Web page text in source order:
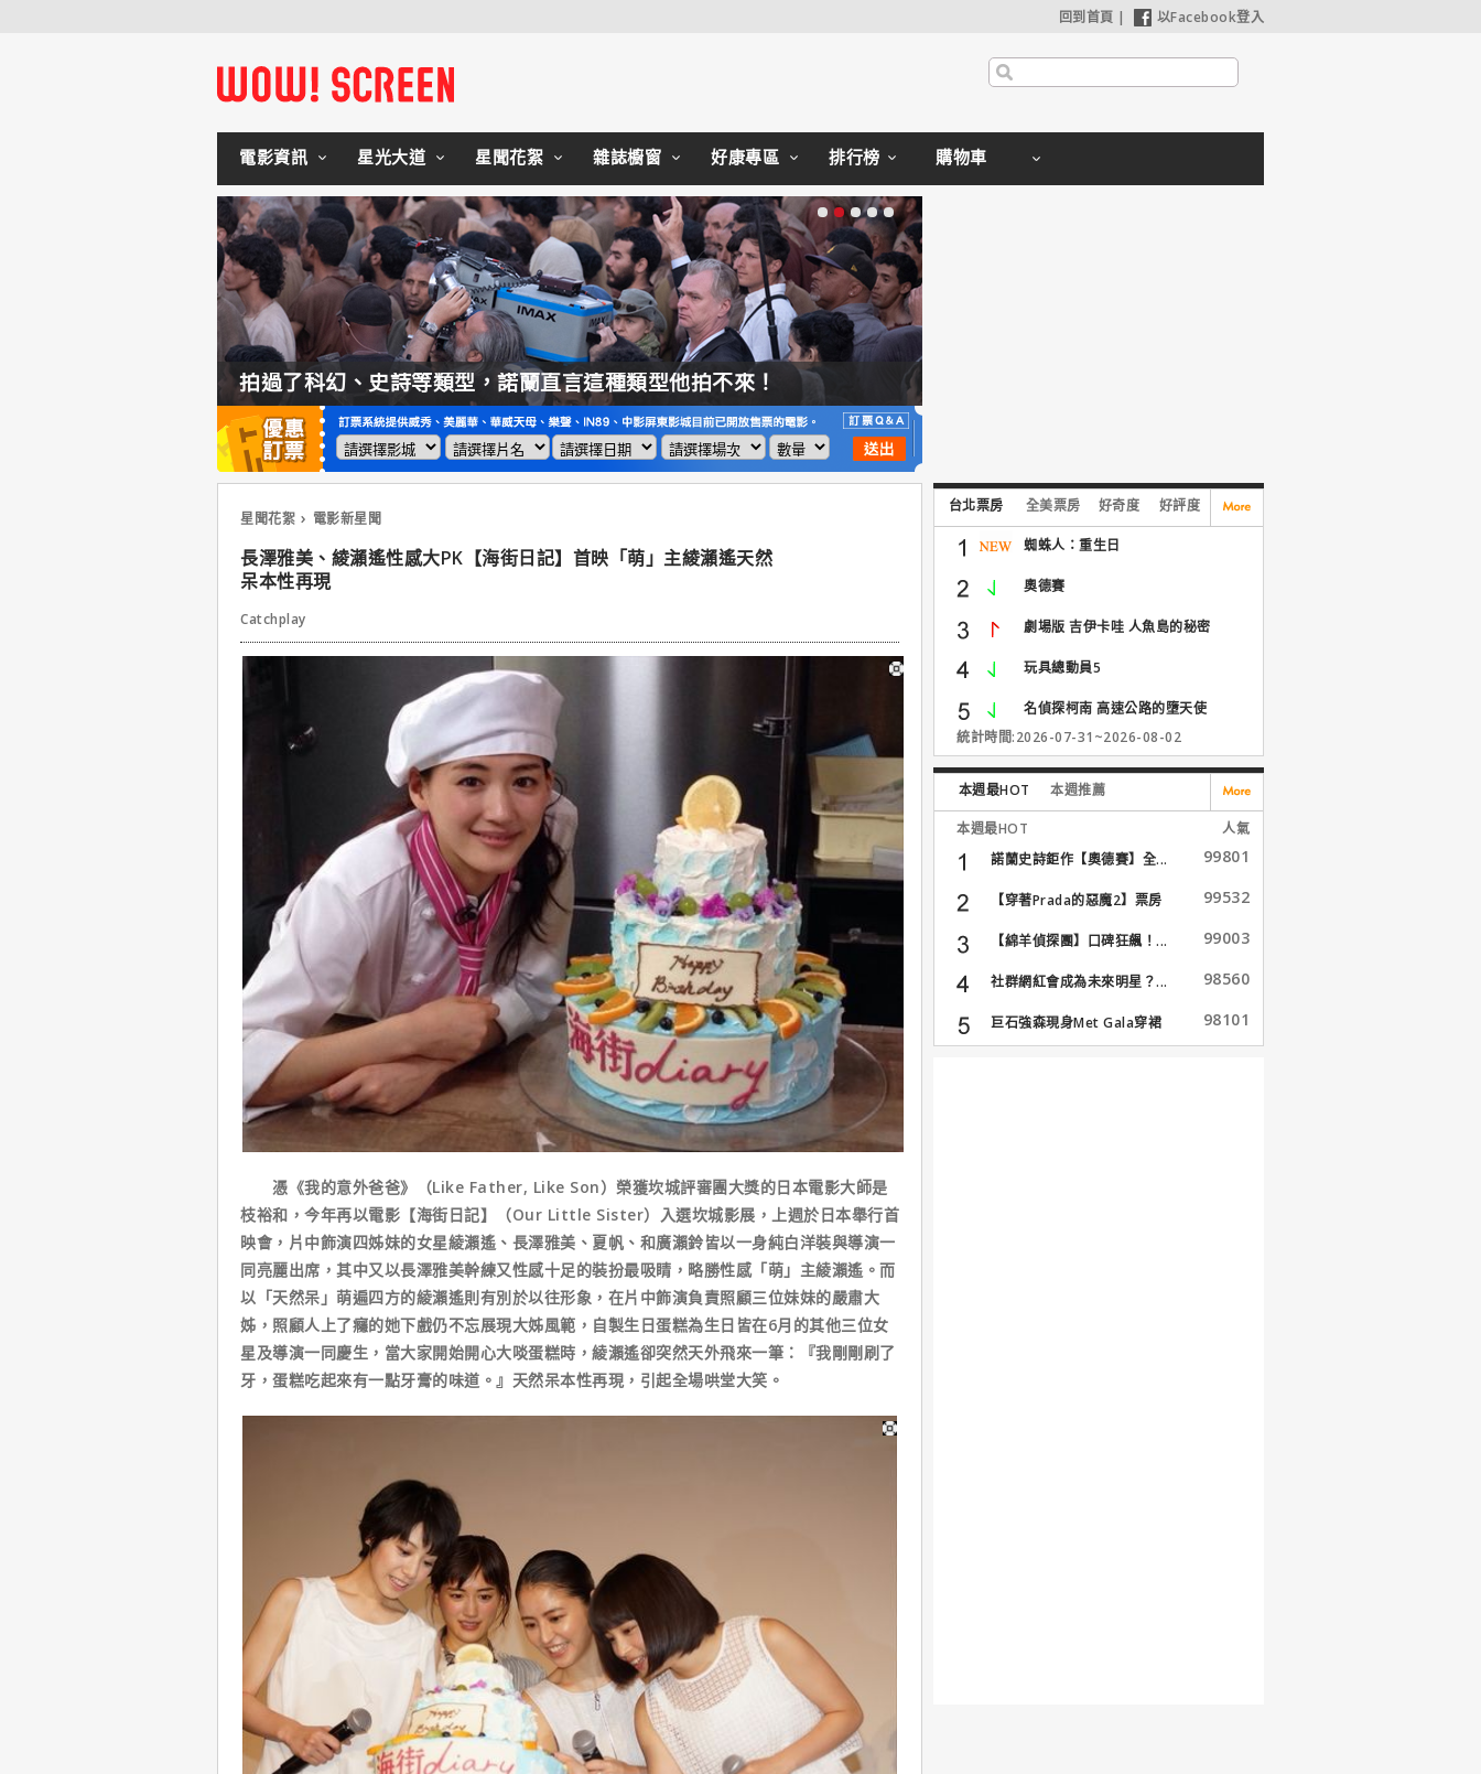
回到首頁 | 以Facebook登入
電影資訊 星光大道 星聞花絮 雜誌櫥窗 好康專區 排行榜 購物車
拍過了科幻、史詩等類型，諾蘭直言這種類型他拍不來！
星聞花絮 電影新星聞
長澤雅美、綾瀨遙性感大PK【海街日記】首映「萌」主綾瀨遙天然
呆本性再現
Catchplay
憑《我的意外爸爸》（Like Father, Like Son）榮獲坎城評審團大獎的日本電影大師是
枝裕和，今年再以電影【海街日記】（Our Little Sister）入選坎城影展，上週於日本舉行首
映會，片中飾演四姊妹的女星綾瀨遙、長澤雅美、夏帆、和廣瀨鈴皆以一身純白洋裝與導演一
同亮麗出席，其中又以長澤雅美幹練又性感十足的裝扮最吸睛，略勝性感「萌」主綾瀨遙。而
以「天然呆」萌遍四方的綾瀨遙則有別於以往形象，在片中飾演負責照顧三位妹妹的嚴肅大
姊，照顧人上了癮的她下戲仍不忘展現大姊風範，自製生日蛋糕為生日皆在6月的其他三位女
星及導演一同慶生，當大家開始開心大啖蛋糕時，綾瀨遙卻突然天外飛來一筆：『我剛剛刷了
牙，蛋糕吃起來有一點牙膏的味道。』天然呆本性再現，引起全場哄堂大笑。
台北票房 全美票房 好奇度 好評度
蜘蛛人：重生日
奧德賽
劇場版 吉伊卡哇 人魚島的秘密
玩具總動員5
名偵探柯南 高速公路的墮天使
統計時間:2026-07-31~2026-08-02
本週最HOT 本週推薦
本週最HOT
人氣
諾蘭史詩鉅作【奧德賽】全...
99801
【穿著Prada的惡魔2】票房
99532
【綿羊偵探團】口碑狂飆！... 99003
社群網紅會成為未來明星？... 98560
巨石強森現身Met Gala穿裙
子...
98101